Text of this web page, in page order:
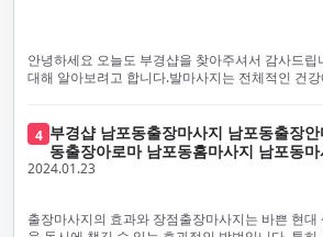
에서 진정으로 즐거운 부산 러시아 홈케어 경험을
죠, 부경샵은 선입금을 요구하지 않아요. 부산 러시
에, 주의해야 할 사항들을 반드시 확인해 보세요.
조심해야 합니다. 070으로 시작하는 인터넷 전화
앱에만 의존하는 업체는 특히 더 조심해 주세요. 이
부경샵은 부산 출장 후불제 서비스를 모범적으로
악용하는 사기 업체로부터 발생할 수 있는 모든 부
를 방지하기 위해 노력하고 있어요. 만약 부경샵 을
구하는 마사지 서비스를 발견하신다면, 그런 곳은
주세요.부경샵에서는 모든 서비스가 관리사가 도
본으로 해요. 부경샵은 부산에서 부산 러시아 홈케
100% 후불제를 거래의 기본으로 삼고 있어요. 왜
업체에 대해서는 경계하는 것이 중요합니다. 부경
인천에서의 안전하고 신뢰할 수 있는 고품질 마사
하기 위해 고안되었습니다. 부경샵은 부산 일본인 홈케어 서비스를 전문으
로 하며, 항상 고객님의 편의와 안전을 최우선으로
거운 마사지 경험을 보장합니다. 부경샵의 서비스는 선입금 없이 이용 가능
한 부산 일본인 홈케어로, 선입금 요구 없이 서비스
의 신뢰를 최우선으로 합니다. 이용 전 주의사항을
금 사기로부터 자신을 보호하는 것이 중요합니다. 부산 일본인 홈케어 서비
스를 찾으실 때는 070으로 시작하는 인터넷 전화
시징 플랫폼만을 이용하는 업체에 주의해야 합니
급 없이 이용할 수 있어야 하며, 부경샵은 이러한
안녕하세요 오늘도 부경샵을 찾아주셔서 감사드
대해 알아보려고 합니다.발마사지는 전체적인 건
명하겠습니다.근육 이완과 피로 완화: 발마사지는
에 위치한 다양한 근육을 이완시키는 효과가 있습
장시간의 서있는 자세로 인해 긴장된 발 근육을 느
함을 제공합니다. 이는 근육의 유연성을 향상시키
진하는 데 도움이 됩니다.혈액순환 개선: 발마사지
데 기여합니다. 마사지로 근육과 혈관이 이완되면
4 부경샵 남포동출장마사지 남포동출장
동출장아로마 남포동홈마사지 남포동마
장
2024.01.23
출장마사지의 효과와 장점출장마사지는 바쁜 현